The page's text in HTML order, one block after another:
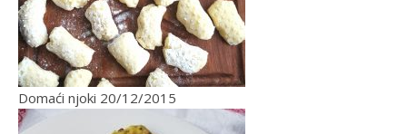
Domaći njoki 20/12/2015